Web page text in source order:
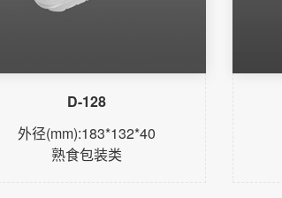
D-128
外径(mm):183*132*40
熟食包装类